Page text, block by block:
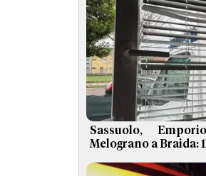
Sassuolo,
Melograno a Braida: